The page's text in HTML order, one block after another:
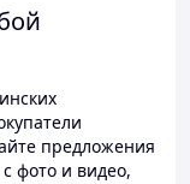
предложения
фото и видео,